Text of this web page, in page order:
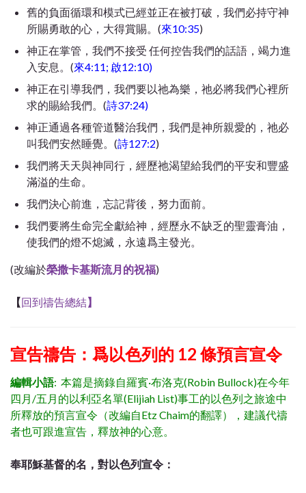
舊的負面循環和模式已經並正在被打破，我們必持守神
所賜勇敢的心，大得賞賜。(來10:35)
神正在掌管，我們不接受 任何控告我們的話語，竭力進
入安息。(來4:11; 啟12:10)
神正在引導我們，我們要以祂為樂，祂必將我們心裡所
求的賜給我們。(詩37:24)
神正通過各種管道醫治我們，我們是神所親愛的，祂必
叫我們安然睡覺。(詩127:2)
我們將天天與神同行，經歷祂渴望給我們的平安和豐盛
滿溢的生命。
我們決心前進，忘記背後，努力面前。
我們要將生命完全獻給神，經歷永不缺乏的聖靈膏油，
使我們的燈不熄滅，永遠爲主發光。
(改編於榮撒卡基斯流月的祝福)
【回到禱告總結】
宣告禱告：爲以色列的 12 條預言宣令
編輯小語: 本篇是摘錄自羅賓·布洛克(Robin Bullock)在今年
四月/五月的以利亞名單(Elijiah List)事工的以色列之旅途中
所釋放的預言宣令（改編自Etz Chaim的翻譯），建議代禱
者也可跟進宣告，釋放神的心意。
奉耶穌基督的名，對以色列宣令：